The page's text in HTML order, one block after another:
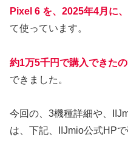
Pixel 6 を、2025年4月に
て使っています。
約1万5千円で購入できた
できました。
今回の、3機種詳細や、
は、下記、IIJmio公式HPで